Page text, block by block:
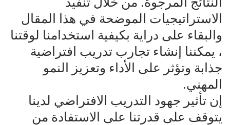
الاستراتيجيات الموضحة في هذا المقال
والبقاء على دراية بكيفية استخدامنا لوقتنا
، يمكننا إنشاء تجارب تدريب افتراضية
جذابة وتؤثر على الأداء وتعزيز النمو
المهني.
إن تأثير جهود التدريب الافتراضي لدينا
يتوقف على قدرتنا على الاستفادة من